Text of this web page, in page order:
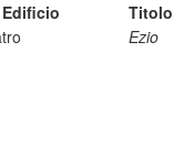
Titolo
Ezio